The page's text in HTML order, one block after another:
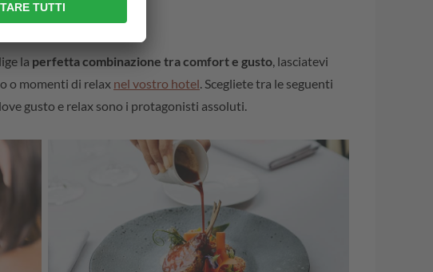
la perfetta combinazione tra comfort e gusto, lasciatevi
o momenti di relax nel vostro hotel. Scegliete tra le seguenti
gusto e relax sono i protagonisti assoluti.